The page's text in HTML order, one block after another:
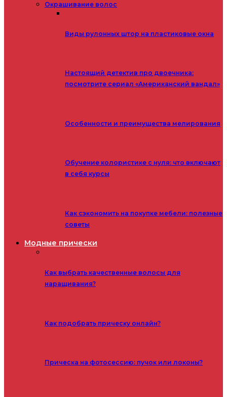
Окрашивание волос
Виды рулонных штор на пластиковые окна
Настоящий детектив про двоечника:
посмотрите сериал «Американский вандал»
Особенности и преимущества мелирования
Обучение колористике с нуля: что включают
в себя курсы
Как сэкономить на покупке мебели: полезные
советы
Модные прически
Как выбрать качественные волосы для
наращивания?
Как подобрать прическу онлайн?
Прическа на фотосессию: пучок или локоны?